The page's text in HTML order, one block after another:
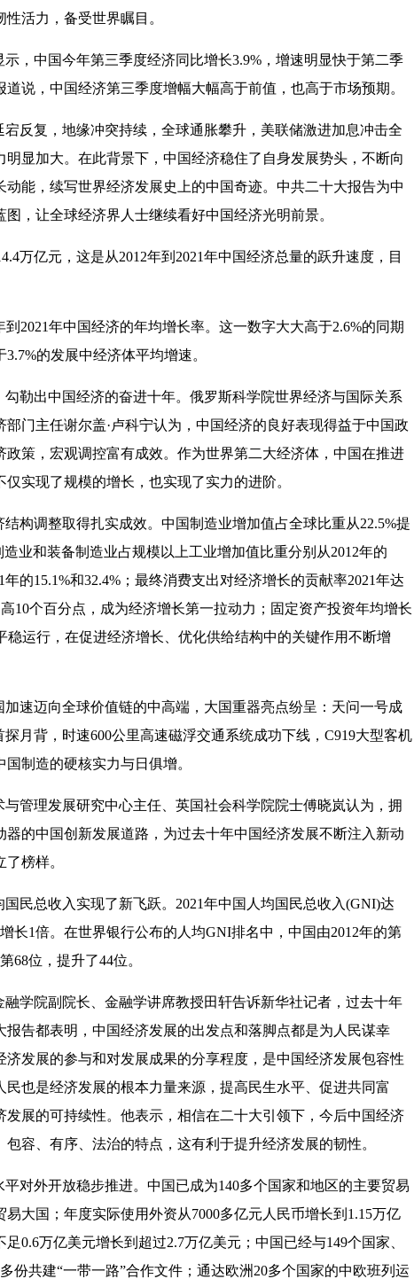
活力，备受世界瞩目。
，中国今年第三季度经济同比增长3.9%，增速明显快于第二季
道说，中国经济第三季度增幅大幅高于前值，也高于市场预期。
宕反复，地缘冲突持续，全球通胀攀升，美联储激进加息冲击全
明显加大。在此背景下，中国经济稳住了自身发展势头，不断向
动能，续写世界经济发展史上的中国奇迹。中共二十大报告为中
图，让全球经济界人士继续看好中国经济光明前景。
万亿元，这是从2012年到2021年中国经济总量的跃升速度，目
到2021年中国经济的年均增长率。这一数字大大高于2.6%的同期
的发展中经济体平均增速。
勾勒出中国经济的奋进十年。俄罗斯科学院世界经济与国际关系
部门主任谢尔盖·卢科宁认为，中国经济的良好表现得益于中国政
政策，宏观调控富有成效。作为世界第二大经济体，中国在推进
实现了规模的增长，也实现了实力的进阶。
构调整取得扎实成效。中国制造业增加值占全球比重从22.5%提
业和装备制造业占规模以上工业增加值比重分别从2012年的
年的15.1%和32.4%；最终消费支出对经济增长的贡献率2021年达
10个百分点，成为经济增长第一拉动力；固定资产投资年均增长
稳运行，在促进经济增长、优化供给结构中的关键作用不断增
加速迈向全球价值链的中高端，大国重器亮点纷呈：天问一号成
探月背，时速600公里高速磁浮交通系统成功下线，C919大型客机
制造的硬核实力与日俱增。
管理发展研究中心主任、英国社会科学院院士傅晓岚认为，拥
器的中国创新发展道路，为过去十年中国经济发展不断注入新动
榜样。
民总收入实现了新飞跃。2021年中国人均国民总收入(GNI)达
长1倍。在世界银行公布的人均GNI排名中，中国由2012年的第
68位，提升了44位。
融学院副院长、金融学讲席教授田轩告诉新华社记者，过去十年
报告都表明，中国经济发展的出发点和落脚点都是为人民谋幸
济发展的参与和对发展成果的分享程度，是中国经济发展包容性
民也是经济发展的根本力量来源，提高民生水平、促进共同富
发展的可持续性。他表示，相信在二十大引领下，今后中国经济
包容、有序、法治的特点，这有利于提升经济发展的韧性。
对外开放稳步推进。中国已成为140多个国家和地区的主要贸易
大国；年度实际使用外资从7000多亿元人民币增长到1.15万亿
0.6万亿美元增长到超过2.7万亿美元；中国已经与149个国家、
份共建“一带一路”合作文件；通达欧洲20多个国家的中欧班列运